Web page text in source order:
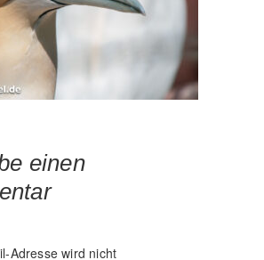
einen
Adresse wird nicht